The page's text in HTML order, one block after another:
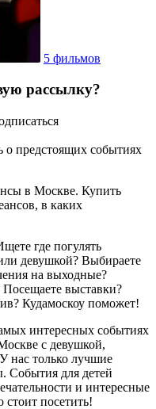
5 фильмов
рассылку?
о предстоящих событиях
в Москве. Купить
в каких
где погулять
девушкой? Выбираете
на выходные?
выставки?
Кудамоскоу поможет!
интересных событиях
с девушкой,
нас только лучшие
События для детей
и интересные
стоит посетить!